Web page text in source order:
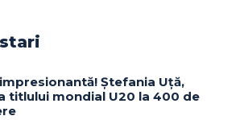
Ștefania Uță,
titlului mondial U20 la 400 de